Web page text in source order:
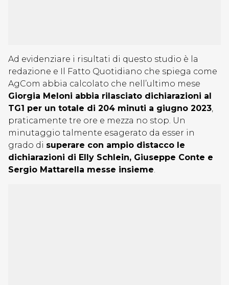
Ad evidenziare i risultati di questo studio è la
redazione e Il Fatto Quotidiano che spiega come
AgCom abbia calcolato che nell’ultimo mese
Giorgia Meloni abbia rilasciato dichiarazioni al
TG1 per un totale di 204 minuti a giugno 2023,
praticamente tre ore e mezza no stop. Un
minutaggio talmente esagerato da esser in
grado di superare con ampio distacco le
dichiarazioni di Elly Schlein, Giuseppe Conte e
Sergio Mattarella messe insieme.